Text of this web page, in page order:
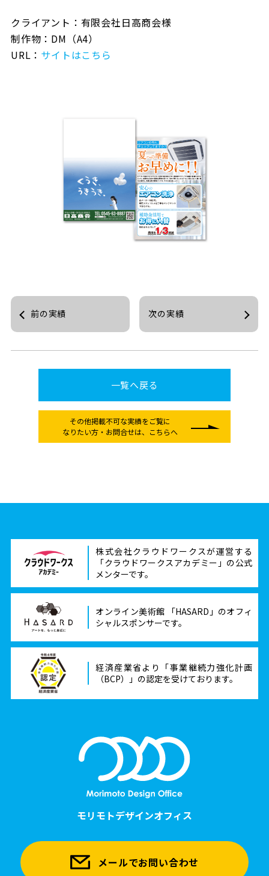
クライアント：有限会社日高商会様
制作物：DM（A4）
URL： サイトはこちら
前の実績 次の実績
一覧へ戻る
その他掲載不可な実績をご覧に
なりたい方 ・お問合せは、こちらへ
モリモトデザインオフィス
メールでお問い合わせ
株式会社クラウドワークスが運営する
「クラウドワークスアカデミー」の公式
メンターです。
オンライン美術館 「HASARD」のオフィ
シャルスポンサーです。
経済産業省より「事業継続力強化計画
（BCP）」の認定を受けております。